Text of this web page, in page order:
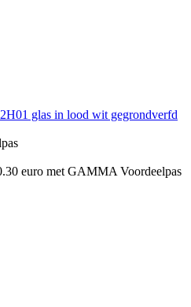
glas in lood wit gegrondverfd
euro met GAMMA Voordeelpas